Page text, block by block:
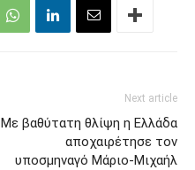
Next article
Με βαθύτατη θλίψη η Ελλάδα
αποχαιρέτησε τον
υποσμηναγό Μάριο-Μιχαήλ